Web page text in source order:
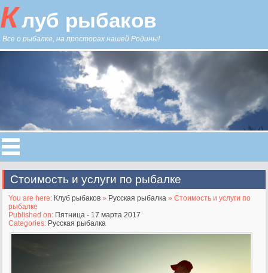
Клуб рыбаков
Все о рыбалке, на просторах нашей Родины!
Стоимость и услуги по рыбалке
You are here: Клуб рыбаков » Русская рыбалка » Стоимость и услуги по
рыбалке
Published on: Пятница - 17 марта 2017
Categories: Русская рыбалка